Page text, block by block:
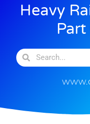
Heavy
Part